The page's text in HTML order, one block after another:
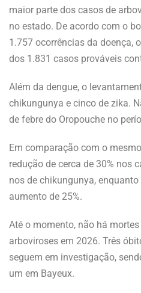
maior parte dos casos de
no estado. De acordo com o
1.757 ocorrências da doença,
dos 1.831 casos prováveis
Além da dengue, o
chikungunya e cinco de zika.
de febre do Oropouche no
Em comparação com o
redução de cerca de 30% nos
nos de chikungunya,
aumento de 25%.
Até o momento, não há
arboviroses em 2026. Três
seguem em investigação,
um em Bayeux.